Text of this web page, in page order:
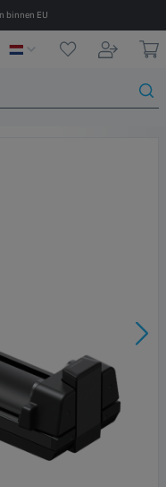
binnen EU